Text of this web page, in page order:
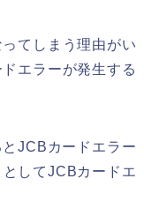
てしまう理由がい
エラーが発生する
JCBカードエラー
してJCBカードエ